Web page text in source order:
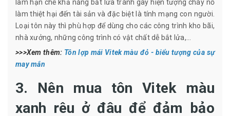
làm hạn chế khả năng bắt lửa tránh gây hiện tượng cháy nổ
làm thiệt hại đến tài sản và đặc biệt là tính mạng con người.
Loại tôn này thì phù hợp để dùng cho các công trình kho bãi,
nhà xưởng, những công trình có vật chất dễ bắt lửa,...
>>>Xem thêm: Tôn lợp mái Vitek màu đỏ - biểu tượng của sự
may mắn
3. Nên mua tôn Vitek màu
xanh rêu ở đâu để đảm bảo